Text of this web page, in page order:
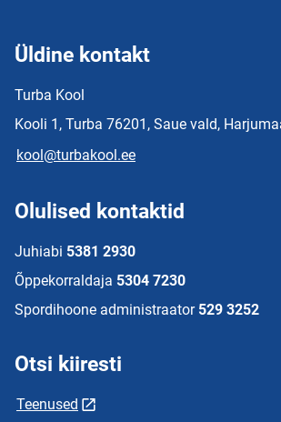
Üldine kontakt
Turba Kool
Kooli 1, Turba 76201, Saue vald,
kool@turbakool.ee
Olulised kontaktid
Juhiabi 5381 2930
Õppekorraldaja 5304 7230
Spordihoone administraator 529 3252
Otsi kiiresti
Teenused